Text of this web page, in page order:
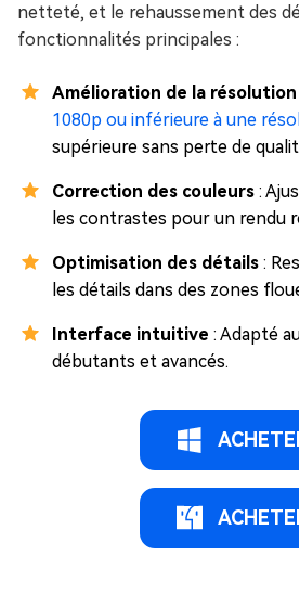
netteté, et le rehaussement des
fonctionnalités principales :
Amélioration de la résolution
1080p ou inférieure à une
supérieure sans perte de
Correction des couleurs :
les contrastes pour un rendu
Optimisation des détails :
les détails dans des zones
Interface intuitive : Adapté
débutants et avancés.